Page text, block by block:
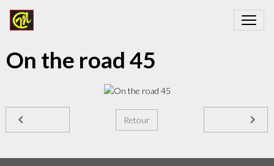
On the road 45
Retour